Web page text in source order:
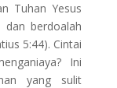
Tuhan Yesus
dan berdoalah
5:44). Cintai
Ini
yang sulit